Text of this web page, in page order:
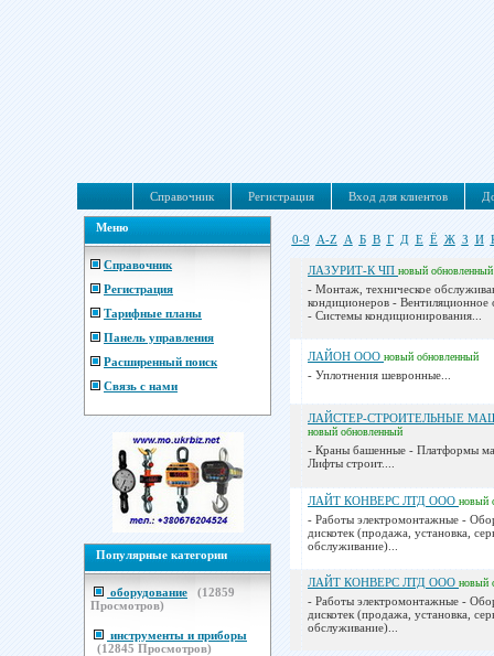
Справочник Регистрация Вход для клиентов
Меню
Справочник
Регистрация
Тарифные планы
Панель управления
Расширенный поиск
Связь с нами
Популярные категории
оборудование (12859
Просмотров)
инструменты и приборы
(12845 Просмотров)
0-9 A-Z А Б В Г Д Е Ё Ж З И
ЛАЗУРИТ-К ЧП новый обновленный
- Монтаж, техническое
кондиционеров - Вентиляционное
- Системы кондиционирования...
ЛАЙОН ООО новый обновленный
- Уплотнения шевронные...
ЛАЙСТЕР-СТРОИТЕЛЬНЫЕ
новый обновленный
- Краны башенные - Платформы
Лифты строит....
ЛАЙТ КОНВЕРС ЛТД ООО новый
- Работы электромонтажные -
дискотек (продажа, установка,
обслуживание)...
ЛАЙТ КОНВЕРС ЛТД ООО новый
- Работы электромонтажные -
дискотек (продажа, установка,
обслуживание)...